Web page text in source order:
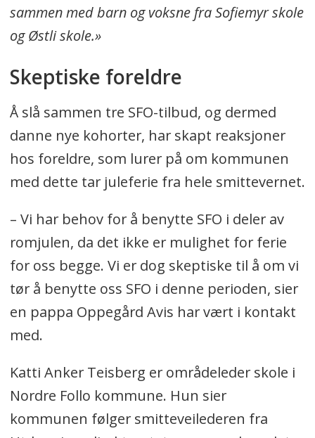
sammen med barn og voksne fra Sofiemyr skole
og Østli skole.»
Skeptiske foreldre
Å slå sammen tre SFO-tilbud, og dermed
danne nye kohorter, har skapt reaksjoner
hos foreldre, som lurer på om kommunen
med dette tar juleferie fra hele smittevernet.
– Vi har behov for å benytte SFO i deler av
romjulen, da det ikke er mulighet for ferie
for oss begge. Vi er dog skeptiske til å om vi
tør å benytte oss SFO i denne perioden, sier
en pappa Oppegård Avis har vært i kontakt
med.
Katti Anker Teisberg er områdeleder skole i
Nordre Follo kommune. Hun sier
kommunen følger smitteveilederen fra